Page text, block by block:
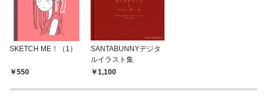
SKETCH ME！（1）
550
SANTABUNNYデジタ
ルイラスト集
1,100